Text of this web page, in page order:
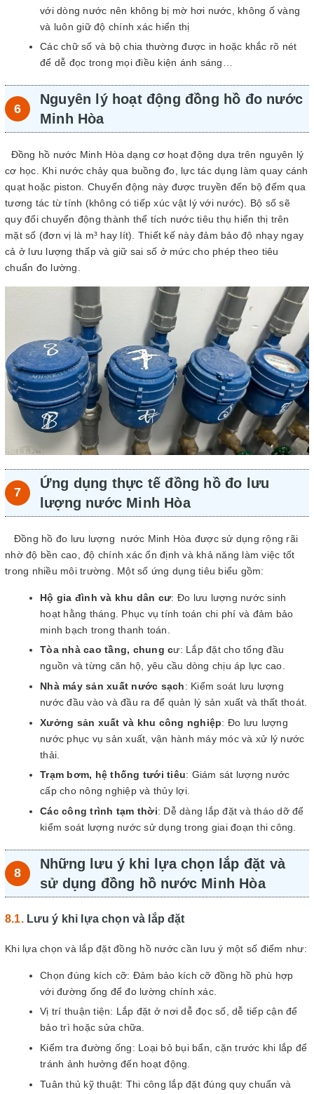
với dòng nước nên không bị mờ hơi nước, không ố vàng
và luôn giữ độ chính xác hiển thị
Các chữ số và bộ chia thường được in hoặc khắc rõ nét
để dễ đọc trong mọi điều kiện ánh sáng…
Nguyên lý hoạt động đồng hồ đo nước
Minh Hòa
Đồng hồ nước Minh Hòa dạng cơ hoạt động dựa trên nguyên lý
cơ học. Khi nước chảy qua buồng đo, lực tác dụng làm quay cánh
quạt hoặc piston. Chuyển động này được truyền đến bộ đếm qua
tương tác từ tính (không có tiếp xúc vật lý với nước). Bộ số sẽ
quy đổi chuyển động thành thể tích nước tiêu thụ hiển thị trên
mặt số (đơn vị là m³ hay lít). Thiết kế này đảm bảo độ nhạy ngay
cả ở lưu lượng thấp và giữ sai số ở mức cho phép theo tiêu
chuẩn đo lường.
Ứng dụng thực tế đồng hồ đo lưu
lượng nước Minh Hòa
Đồng hồ đo lưu lượng nước Minh Hòa được sử dụng rộng rãi
nhờ độ bền cao, độ chính xác ổn định và khả năng làm việc tốt
trong nhiều môi trường. Một số ứng dụng tiêu biểu gồm:
Hộ gia đình và khu dân cư: Đo lưu lượng nước sinh
hoạt hằng tháng. Phục vụ tính toán chi phí và đảm bảo
minh bạch trong thanh toán.
Tòa nhà cao tầng, chung cư: Lắp đặt cho tổng đầu
nguồn và từng căn hộ, yêu cầu dòng chịu áp lực cao.
Nhà máy sản xuất nước sạch: Kiểm soát lưu lượng
nước đầu vào và đầu ra để quản lý sản xuất và thất thoát.
Xưởng sản xuất và khu công nghiệp: Đo lưu lượng
nước phục vụ sản xuất, vận hành máy móc và xử lý nước
thải.
Trạm bơm, hệ thống tưới tiêu: Giám sát lượng nước
cấp cho nông nghiệp và thủy lợi.
Các công trình tạm thời: Dễ dàng lắp đặt và tháo dỡ để
kiểm soát lượng nước sử dụng trong giai đoạn thi công.
Những lưu ý khi lựa chọn lắp đặt và
sử dụng đồng hồ nước Minh Hòa
Lưu ý khi lựa chọn và lắp đặt
Khi lựa chọn và lắp đặt đồng hồ nước cần lưu ý một số điểm như:
Chọn đúng kích cỡ: Đảm bảo kích cỡ đồng hồ phù hợp
với đường ống để đo lường chính xác.
Vị trí thuận tiện: Lắp đặt ở nơi dễ đọc số, dễ tiếp cận để
bảo trì hoặc sửa chữa.
Kiểm tra đường ống: Loại bỏ bụi bẩn, cặn trước khi lắp để
tránh ảnh hưởng đến hoạt động.
Tuân thủ kỹ thuật: Thi công lắp đặt đúng quy chuẩn và